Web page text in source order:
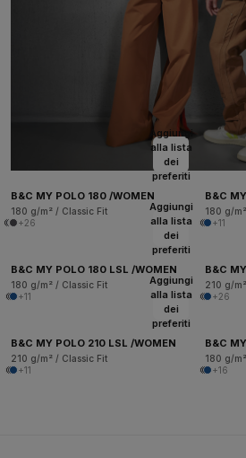
Aggiungi
alla lista
dei
preferiti
B&C MY POLO 180 /WOMEN
180 g/m² / Classic Fit
+26
B&C
180 g/
+11
Aggiungi
alla lista
dei
preferiti
B&C MY POLO 180 LSL /WOMEN
180 g/m² / Classic Fit
+11
B&C
210 g/
+26
Aggiungi
alla lista
dei
preferiti
B&C MY POLO 210 LSL /WOMEN
210 g/m² / Classic Fit
+11
B&C
180 g/
+16